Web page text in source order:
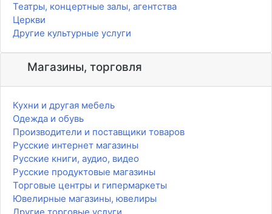
Театры, концертные залы, агентства
Церкви
Другие культурные услуги
Магазины, торговля
Кухни и другая мебель
Одежда и обувь
Производители и поставщики товаров
Русские интернет магазины
Русские книги, аудио, видео
Русские продуктовые магазины
Торговые центры и гипермаркеты
Ювелирные магазины, ювелиры